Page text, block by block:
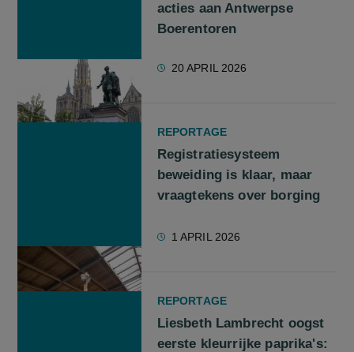
acties aan Antwerpse
Boerentoren
20 APRIL 2026
REPORTAGE
Registratiesysteem
beweiding is klaar, maar
vraagtekens over borging
1 APRIL 2026
REPORTAGE
Liesbeth Lambrecht oogst
eerste kleurrijke paprika's: